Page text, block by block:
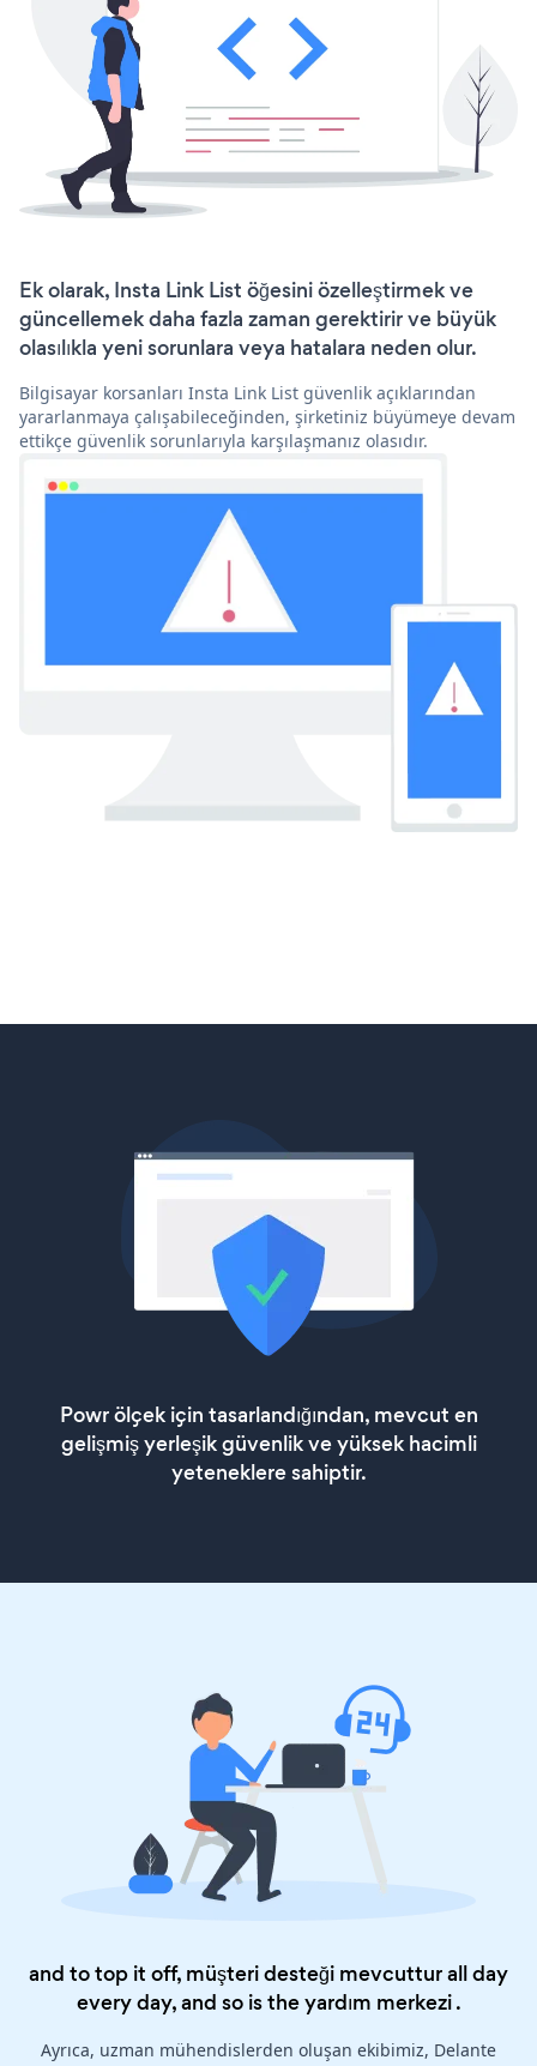
Ek olarak, Insta Link List öğesini özelleştirmek ve
güncellemek daha fazla zaman gerektirir ve büyük
olasılıkla yeni sorunlara veya hatalara neden olur.
Bilgisayar korsanları Insta Link List güvenlik açıklarından
yararlanmaya çalışabileceğinden, şirketiniz büyümeye devam
ettikçe güvenlik sorunlarıyla karşılaşmanız olasıdır.
Powr ölçek için tasarlandığından, mevcut en
gelişmiş yerleşik güvenlik ve yüksek hacimli
yeteneklere sahiptir.
and to top it off, müşteri desteği mevcuttur all day
every day, and so is theyardım merkezi.
Ayrıca, uzman mühendislerden oluşan ekibimiz, Delante